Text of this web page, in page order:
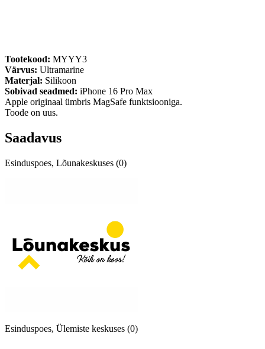
Tootekood: MYYY3
Värvus: Ultramarine
Materjal: Silikoon
Sobivad seadmed: iPhone 16 Pro Max
Apple originaal ümbris MagSafe funktsiooniga.
Toode on uus.
Saadavus
Esinduspoes, Lõunakeskuses (0)
Esinduspoes, Ülemiste keskuses (0)